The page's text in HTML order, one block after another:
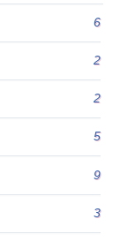
6
2
2
5
9
3